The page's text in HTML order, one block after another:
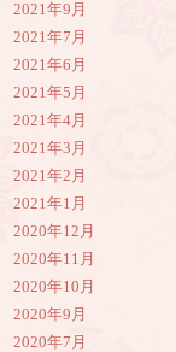
2021年9月
2021年7月
2021年6月
2021年5月
2021年4月
2021年3月
2021年2月
2021年1月
2020年12月
2020年11月
2020年10月
2020年9月
2020年7月